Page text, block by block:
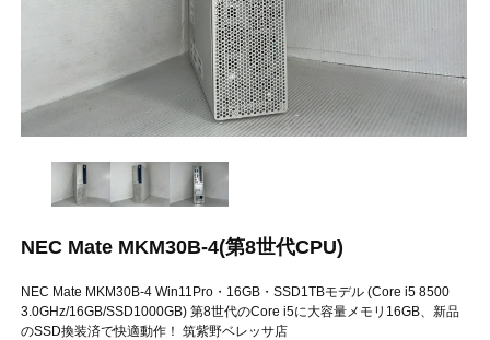
NEC Mate MKM30B-4(第8世代CPU)
NEC Mate MKM30B-4 Win11Pro・16GB・SSD1TBモデル (Core i5 8500
3.0GHz/16GB/SSD1000GB) 第8世代のCore i5に大容量メモリ16GB、新品
のSSD換装済で快適動作！ 筑紫野ベレッサ店